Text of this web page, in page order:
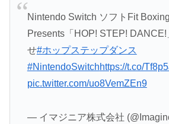
Nintendo Switch ソフトFit Boxing
Presents「HOP! STEP!
せ#ホップステップダンス
#NintendoSwitchhttps://t.co/
pic.twitter.com/uo8VemZEn9
— イマジニア株式会社